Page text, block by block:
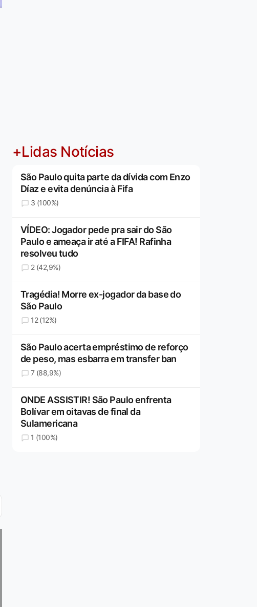
+Lidas Notícias
São Paulo quita parte da dívida com Enzo
Díaz e evita denúncia à Fifa
3 (100%)
VÍDEO: Jogador pede pra sair do São
Paulo e ameaça ir até a FIFA! Rafinha
resolveu tudo
2 (42,9%)
Tragédia! Morre ex-jogador da base do
São Paulo
12 (12%)
São Paulo acerta empréstimo de reforço
de peso, mas esbarra em transfer ban
7 (88,9%)
ONDE ASSISTIR! São Paulo enfrenta
Bolívar em oitavas de final da
Sulamericana
1 (100%)